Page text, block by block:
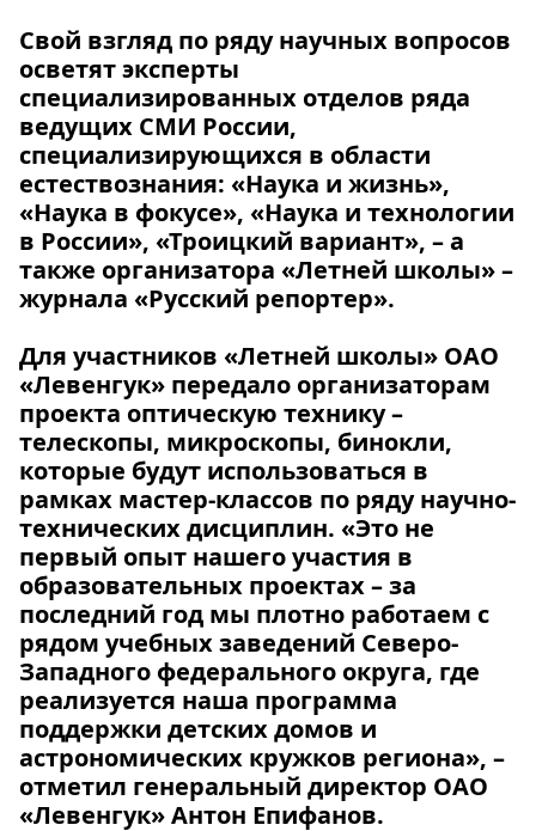
Свой взгляд по ряду научных вопросов
осветят эксперты
специализированных отделов ряда
ведущих СМИ России,
специализирующихся в области
естествознания: «Наука и жизнь»,
«Наука в фокусе», «Наука и технологии
в России», «Троицкий вариант», – а
также организатора «Летней школы» –
журнала «Русский репортер».
Для участников «Летней школы» ОАО
«Левенгук» передало организаторам
проекта оптическую технику –
телескопы, микроскопы, бинокли,
которые будут использоваться в
рамках мастер-классов по ряду научно-
технических дисциплин. «Это не
первый опыт нашего участия в
образовательных проектах – за
последний год мы плотно работаем с
рядом учебных заведений Северо-
Западного федерального округа, где
реализуется наша программа
поддержки детских домов и
астрономических кружков региона», –
отметил генеральный директор ОАО
«Левенгук» Антон Епифанов.